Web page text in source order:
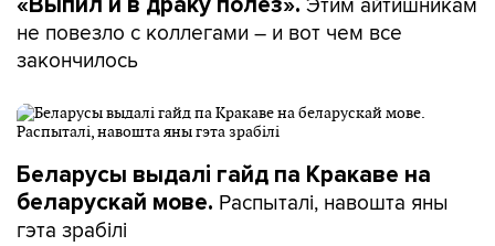
не повезло с коллегами – и вот чем все
закончилось
Беларусы выдалі гайд па Кракаве на
беларускай мове. Распыталі, навошта яны
гэта зрабілі